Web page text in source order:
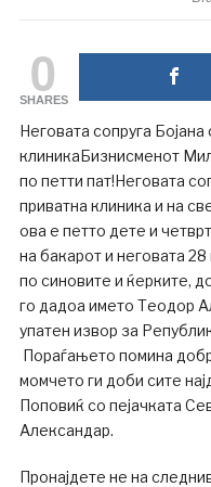
0
SHARES
Неговата сопруга
клиникаБизнисменот
по петти пат!Неговата
приватна клиника и на
ова е петто дете и
на бакарот и неговата
по синовите и ќерките,
го дадоа името Теодор
упатен извор за
Пораѓањето помина
момчето ги доби сите
Поповиќ со пејачката
Александар.
Пронајдете не на